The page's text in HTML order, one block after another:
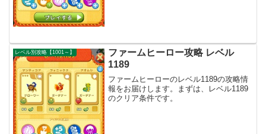
レベル別攻略【1001～】
ファームヒーロー攻略 レベル
1189
ファームヒーローのレベル1189の攻略情
報をお届けします。まずは、レベル1189
のクリア条件です。